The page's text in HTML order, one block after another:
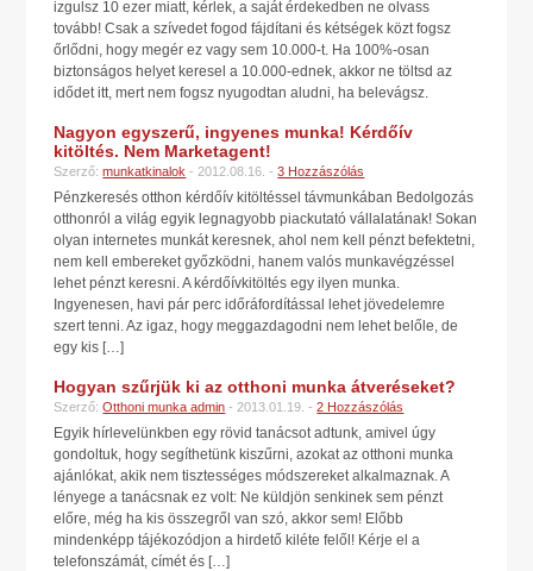
izgulsz 10 ezer miatt, kérlek, a saját érdekedben ne olvass
tovább! Csak a szívedet fogod fájdítani és kétségek közt fogsz
őrlődni, hogy megér ez vagy sem 10.000-t. Ha 100%-osan
biztonságos helyet keresel a 10.000-ednek, akkor ne töltsd az
idődet itt, mert nem fogsz nyugodtan aludni, ha belevágsz.
Nagyon egyszerű, ingyenes munka! Kérdőív
kitöltés. Nem Marketagent!
Szerző:munkatkinalok - 2012.08.16. -3 Hozzászólás
Pénzkeresés otthon kérdőív kitöltéssel távmunkában Bedolgozás
otthonról a világ egyik legnagyobb piackutató vállalatának! Sokan
olyan internetes munkát keresnek, ahol nem kell pénzt befektetni,
nem kell embereket győzködni, hanem valós munkavégzéssel
lehet pénzt keresni. A kérdőívkitöltés egy ilyen munka.
Ingyenesen, havi pár perc időráfordítással lehet jövedelemre
szert tenni. Az igaz, hogy meggazdagodni nem lehet belőle, de
egy kis […]
Hogyan szűrjük ki az otthoni munka átveréseket?
Szerző:Otthoni munka admin - 2013.01.19. -2 Hozzászólás
Egyik hírlevelünkben egy rövid tanácsot adtunk, amivel úgy
gondoltuk, hogy segíthetünk kiszűrni, azokat az otthoni munka
ajánlókat, akik nem tisztességes módszereket alkalmaznak. A
lényege a tanácsnak ez volt: Ne küldjön senkinek sem pénzt
előre, még ha kis összegről van szó, akkor sem! Előbb
mindenképp tájékozódjon a hirdető kiléte felől! Kérje el a
telefonszámát, címét és […]